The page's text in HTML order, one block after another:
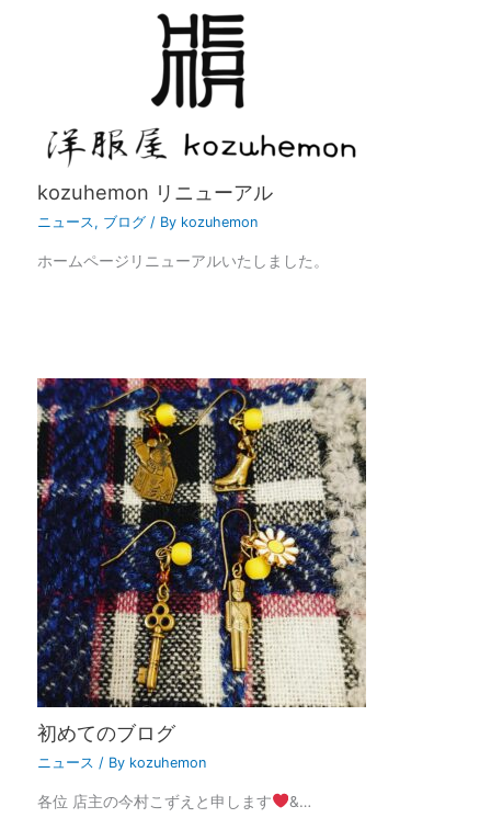
kozuhemon リニューアル
ニュース, ブログ / By kozuhemon
ホームページリニューアルいたしました。
初めてのブログ
ニュース / By kozuhemon
各位 店主の今村こずえと申します &…